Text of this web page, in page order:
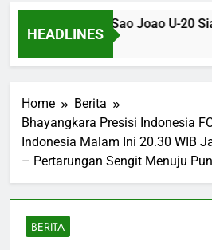
HEADLINES
SP U-20 dan Sao Joao U-20
Home
Berita
Bhayangkara Presisi Indonesia
Indonesia Malam Ini 20.30 WIB
– Pertarungan Sengit Menuju
BERITA